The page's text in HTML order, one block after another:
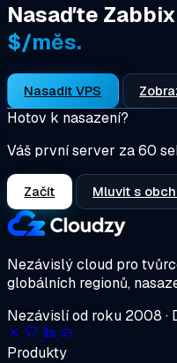
Nasaďte
$/měs.
Nasadit VPS
Hotov k nasazení?
Váš první server za 60
Začít Mluvit s
Nezávislý cloud pro
globálních regionů,
Nezávislí od roku 2008 ·
Produkty